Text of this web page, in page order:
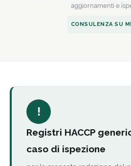
aggiornamenti e
CONSULENZA SU
!
Registri HACCP
caso di ispezione